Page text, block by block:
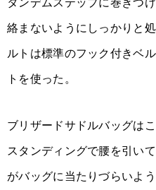
絡まないようにしっかりと
ルトは標準のフック付きベ
トを使った。
ブリザードサドルバッグは
スタンディングで腰を引い
がバッグに当たりづらいよ